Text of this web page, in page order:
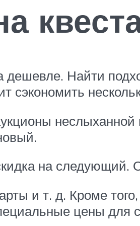
Найти
сэкономить
на
и т. д. Кроме
цены для